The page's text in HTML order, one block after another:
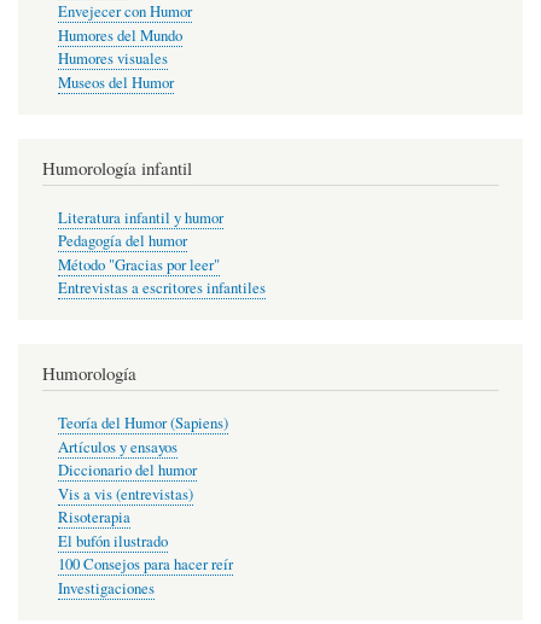
Envejecer con Humor
Humores del Mundo
Humores visuales
Museos del Humor
Humorología infantil
Literatura infantil y humor
Pedagogía del humor
Método "Gracias por leer"
Entrevistas a escritores infantiles
Humorología
Teoría del Humor (Sapiens)
Artículos y ensayos
Diccionario del humor
Vis a vis (entrevistas)
Risoterapia
El bufón ilustrado
100 Consejos para hacer reír
Investigaciones